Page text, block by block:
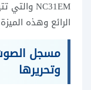
الرائع وهذه
مسجل
وتحريرها